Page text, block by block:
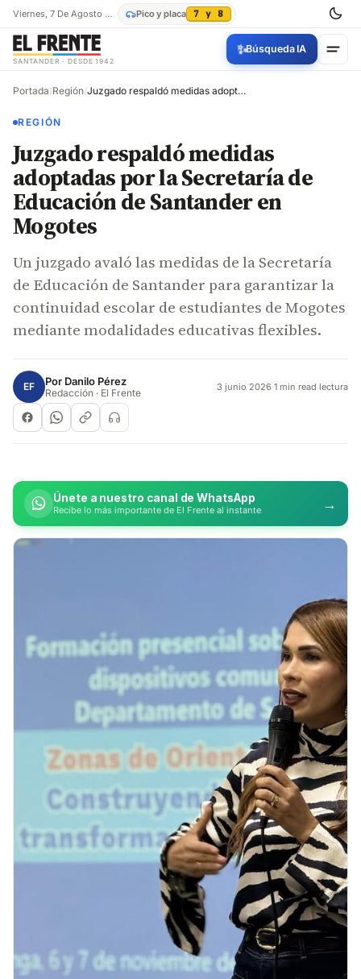
Viernes, 7 De Agosto De 2026 Pico y placa 7 y 8
SANTANDER · DESDE 1942
✨Búsqueda IA
Portada/Región/ Juzgado respaldó medidas adoptadas por la Secretaría de Educación de Santander en Mogotes
REGIÓN
Juzgado respaldó medidas
adoptadas por la Secretaría de
Educación de Santander en
Mogotes
Un juzgado avaló las medidas de la Secretaría
de Educación de Santander para garantizar la
continuidad escolar de estudiantes de Mogotes
mediante modalidades educativas flexibles.
EF Por Danilo Pérez
Redacción · El Frente 3 junio 2026·1 min read lectura
Únete a nuestro canal de WhatsApp
Recibe lo más importante de El Frente al instante →